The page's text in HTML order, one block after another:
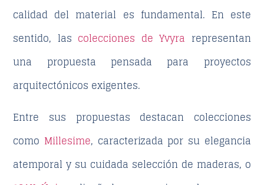
calidad del material es fundamental. En este
sentido, las colecciones de Yvyra representan
una propuesta pensada para proyectos
arquitectónicos exigentes.
Entre sus propuestas destacan colecciones
como Millesime, caracterizada por su elegancia
atemporal y su cuidada selección de maderas, o